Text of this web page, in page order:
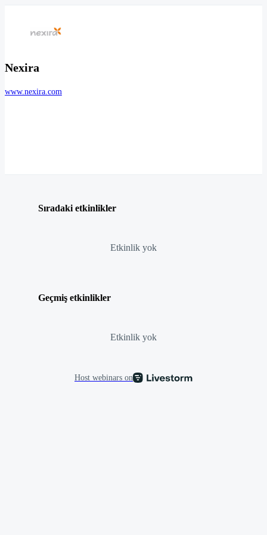
Nexira
www.nexira.com
Sıradaki etkinlikler
Etkinlik yok
Geçmiş etkinlikler
Etkinlik yok
Host webinars on